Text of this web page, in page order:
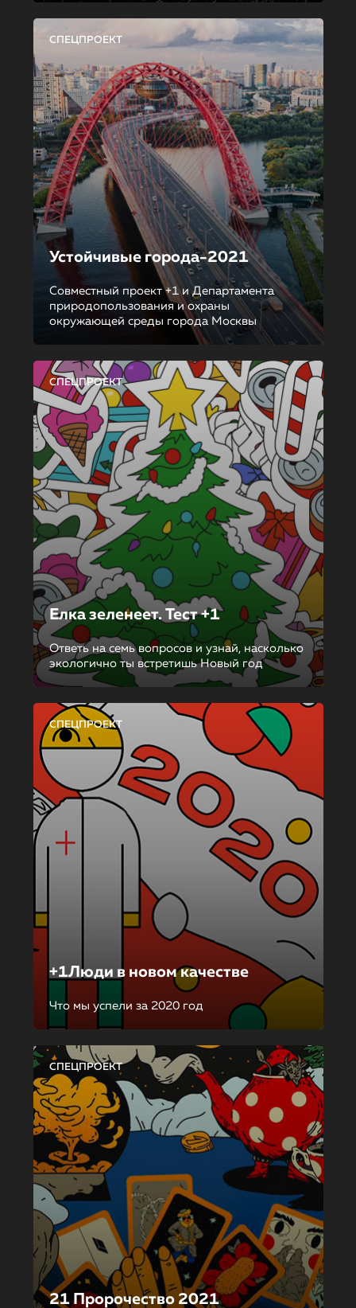
СПЕЦПРОЕКТ
Устойчивые города-2021
Совместный проект +1 и Департамента
природопользования и охраны
окружающей среды города Москвы
СПЕЦПРОЕКТ
Елка зеленеет. Тест +1
Ответь на семь вопросов и узнай, насколько
экологично ты встретишь Новый год
СПЕЦПРОЕКТ
+1Люди в новом качестве
Что мы успели за 2020 год
СПЕЦПРОЕКТ
21 Пророчество 2021